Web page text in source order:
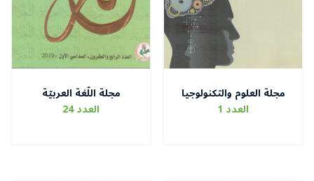
مجلة العلوم والتكنولوجيا
العدد 1
مجلة اللّغة العربيّة
العدد 24